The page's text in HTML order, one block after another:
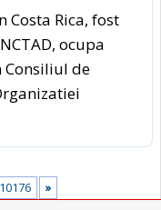
Costa Rica, fost
ocupa
de
10176 »